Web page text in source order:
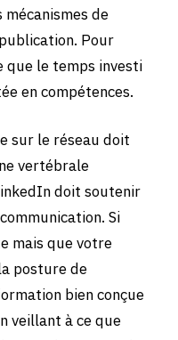
de
Pour
que le temps investi
en compétences.
sur le réseau doit
vertébrale
doit soutenir
Si
mais que votre
posture de
bien conçue
veillant à ce que